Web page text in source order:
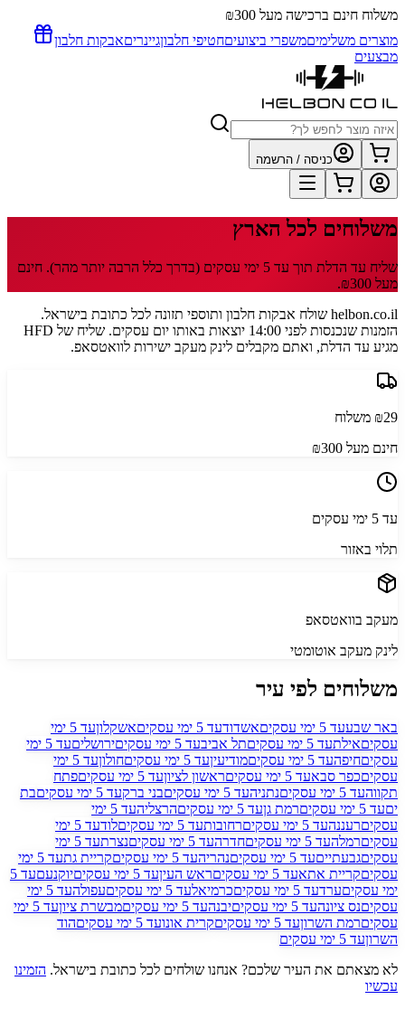
משלוח חינם ברכישה מעל ₪300
מוצרים משלימיםמשפרי ביצועיםחטיפי חלבוןגיינריםאבקות חלבון
מבצעים
כניסה / הרשמה
משלוחים לכל הארץ
שליח עד הדלת תוך עד 5 ימי עסקים (בדרך כלל הרבה יותר מהר). חינם
מעל ₪300
.
helbon.co.il שולח אבקות חלבון ותוספי תזונה לכל כתובת בישראל.
הזמנות שנכנסות לפני 14:00 יוצאות באותו יום עסקים. שליח של HFD
מגיע עד הדלת, ואתם מקבלים לינק מעקב ישירות לוואטסאפ.
₪29
משלוח
חינם מעל ₪300
עד 5
ימי עסקים
תלוי באזור
מעקב בוואטסאפ
לינק מעקב אוטומטי
משלוחים לפי עיר
באר שבעעד 5 ימי עסקיםאשדודעד 5 ימי עסקיםאשקלוןעד 5
ימי
עסקיםאילתעד 5 ימי עסקיםתל אביבעד 5 ימי עסקיםירושליםעד 5
ימי
עסקיםחיפהעד 5 ימי עסקיםמודיעיןעד 5 ימי עסקיםחולוןעד 5
ימי
עסקיםכפר סבאעד 5 ימי עסקיםראשון לציוןעד 5 ימי עסקיםפתח
תקווהעד 5 ימי עסקיםנתניהעד 5 ימי עסקיםבני ברקעד 5 ימי עסקיםבת
יםעד 5 ימי עסקיםרמת גןעד 5 ימי עסקיםהרצליהעד 5
ימי
עסקיםרעננהעד 5 ימי עסקיםרחובותעד 5 ימי עסקיםלודעד 5
ימי
עסקיםרמלהעד 5 ימי עסקיםחדרהעד 5 ימי עסקיםנצרתעד 5
ימי
עסקיםגבעתייםעד 5 ימי עסקיםנהריהעד 5 ימי עסקיםקריית גתעד 5
ימי
עסקיםקריית אתאעד 5 ימי עסקיםראש העיןעד 5 ימי עסקיםיוקנעםעד 5
ימי עסקיםערדעד 5 ימי עסקיםכרמיאלעד 5 ימי עסקיםעפולהעד 5
ימי
עסקיםנס ציונהעד 5 ימי עסקיםיבנהעד 5 ימי עסקיםמבשרת ציוןעד 5
ימי
עסקיםרמת השרוןעד 5 ימי עסקיםקרית אונועד 5 ימי עסקיםהוד
השרוןעד 5
ימי עסקים
לא מצאתם את העיר שלכם? אנחנו שולחים לכל כתובת בישראל. הזמינו
עכשיו